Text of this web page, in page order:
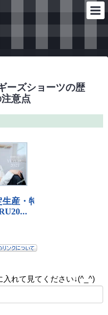
ーズショーツの歴
意点
れて見てください↓(^_^)